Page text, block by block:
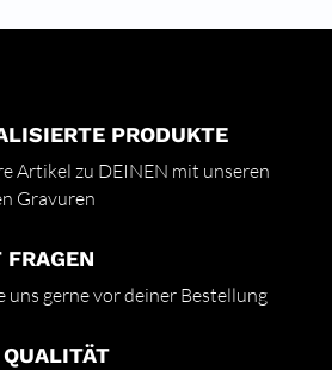
PRODUKTE
Artikel zu DEINEN mit unseren
Gravuren
uns gerne vor deiner Bestellung